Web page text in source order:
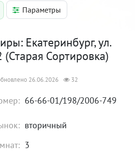
Параметры
Екатеринбург, ул.
Сортировка)
26.06.2026 32
66-66-01/198/2006-749
вторичный
3